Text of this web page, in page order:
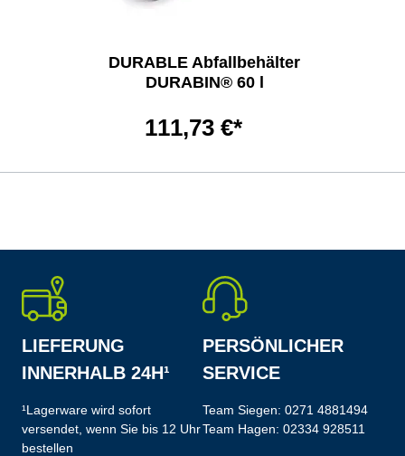
DURABLE Abfallbehälter
DURABIN® 60 l
111,73 €*
LIEFERUNG
INNERHALB 24H¹
¹Lagerware wird sofort
versendet, wenn Sie bis 12 Uhr
bestellen
PERSÖNLICHER
SERVICE
Team Siegen: 0271 4881494
Team Hagen: 02334 928511